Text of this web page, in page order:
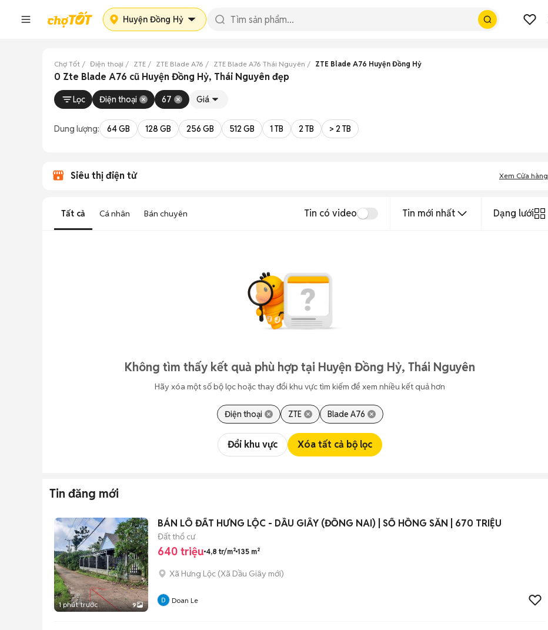
Huyện Đồng Hỷ
Chợ Tốt Điện thoại ZTE ZTE Blade A76 ZTE Blade A76 Thái Nguyên ZTE Blade A76 Huyện Đồng Hỷ
0 Zte Blade A76 cũ Huyện Đồng Hỷ, Thái Nguyên đẹp
Lọc Điện thoại 67 Giá
Dung lượng: 64 GB 128 GB 256 GB 512 GB 1 TB 2 TB > 2 TB
Siêu thị điện tử Xem Cửa hàng
Tất cả Cá nhân Bán chuyên Tin có video Tin mới nhất Dạng lưới
Không tìm thấy kết quả phù hợp tại Huyện Đồng Hỷ, Thái Nguyên
Hãy xóa một số bộ lọc hoặc thay đổi khu vực tìm kiếm để xem nhiều kết quả hơn
Điện thoại ZTE Blade A76
Đổi khu vực Xóa tất cả bộ lọc
Tin đăng mới
1 phút trước 9
BÁN LÔ ĐẤT HƯNG LỘC - DẦU GIÂY (ĐỒNG NAI) | SỔ HỒNG SẴN | 670 TRIỆU
Đất thổ cư
640 triệu 4,8 tr/m² 135 m²
Xã Hưng Lộc (Xã Dầu Giây mới)
Doan Le